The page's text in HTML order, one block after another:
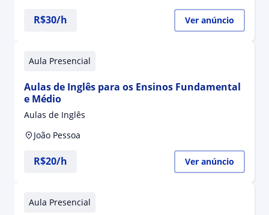
R$30/h Ver anúncio
Aula Presencial
Aulas de Inglês para os Ensinos Fundamental
e Médio
Aulas de Inglês
João Pessoa
R$20/h Ver anúncio
Aula Presencial